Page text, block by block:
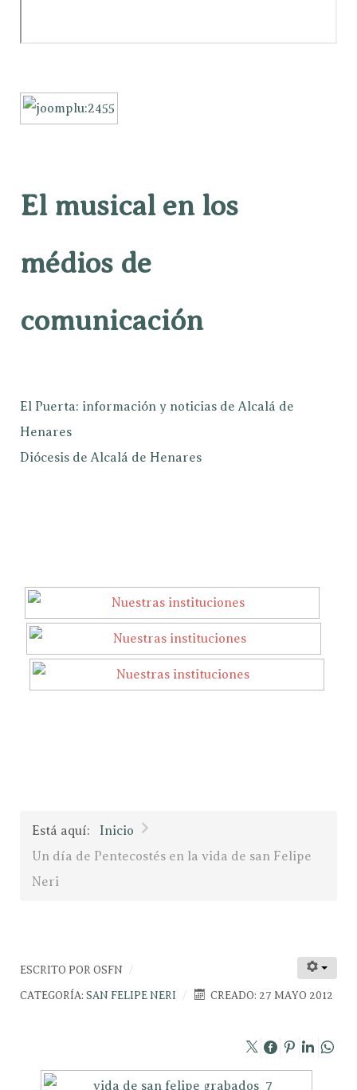
El musical en los
médios de
comunicación
El Puerta: información y noticias de Alcalá de
Henares
Diócesis de Alcalá de Henares
Está aquí:
Inicio
Un día de Pentecostés en la vida de san Felipe
Neri
ESCRITO POR OSFN
CATEGORÍA: SAN FELIPE NERI CREADO: 27 MAYO 2012